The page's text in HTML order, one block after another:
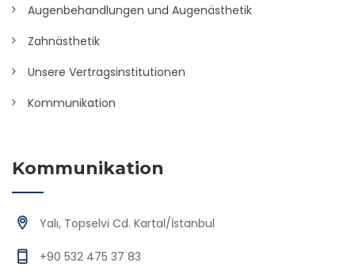
Augenbehandlungen und Augenästhetik
Zahnästhetik
Unsere Vertragsinstitutionen
Kommunikation
Kommunikation
Yalı, Topselvi Cd. Kartal/İstanbul
+90 532 475 37 83